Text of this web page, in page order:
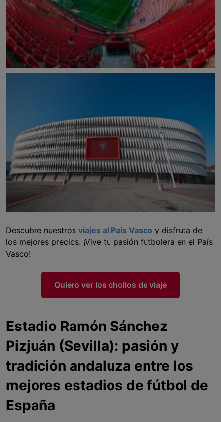
Descubre nuestros viajes al País Vasco y disfruta de
los mejores precios. ¡Vive tu pasión futbolera en el País
Vasco!
Quiero ver los chollos de viaje
Estadio Ramón Sánchez
Pizjuán (Sevilla): pasión y
tradición andaluza entre los
mejores estadios de fútbol de
España